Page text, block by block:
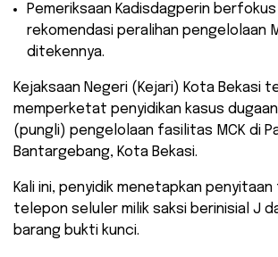
​Pemeriksaan Kadisdagperin
rekomendasi peralihan pengelolaan
ditekennya.
​Kejaksaan Negeri (Kejari) Kota Bekasi
memperketat penyidikan kasus
(pungli) pengelolaan fasilitas MCK di
Bantargebang, Kota Bekasi.
Kali ini, penyidik menetapkan
telepon seluler milik saksi berinisial J
barang bukti kunci.